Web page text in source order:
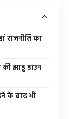
राजनीति का
झाडू डाउन
के बाद भी